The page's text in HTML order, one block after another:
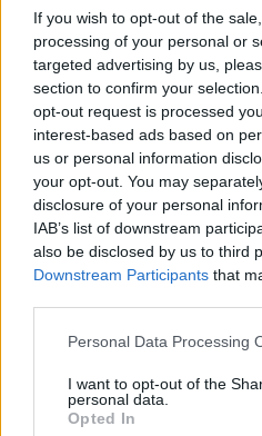
If you wish to opt-out of the
processing of your personal or
targeted advertising by us,
section to confirm your
opt-out request is processed
interest-based ads based on
us or personal information
your opt-out. You may
disclosure of your personal
IAB’s list of downstream
also be disclosed by us to third
Downstream Participants that
Please note that this website/
not limited to your visit or usage
grant or deny consent to
use your data for below
Personal Data Processing
I want to opt-out of the
personal data.
Opted In
A Szkénében, a
az 5. bemutatójuk (A
A zsidó, Don Quijote).
ezúttal Parti Nóra és
egészítik ki. Scherer
nek, de mindeddig
előadásokat rendezett
felnőtteknek szóló
és szociális
médiából ránkzúdúló
válogat.